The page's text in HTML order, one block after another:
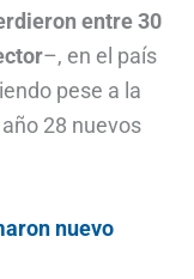
entre 30
–, en el país
pese a la
28 nuevos
nuevo